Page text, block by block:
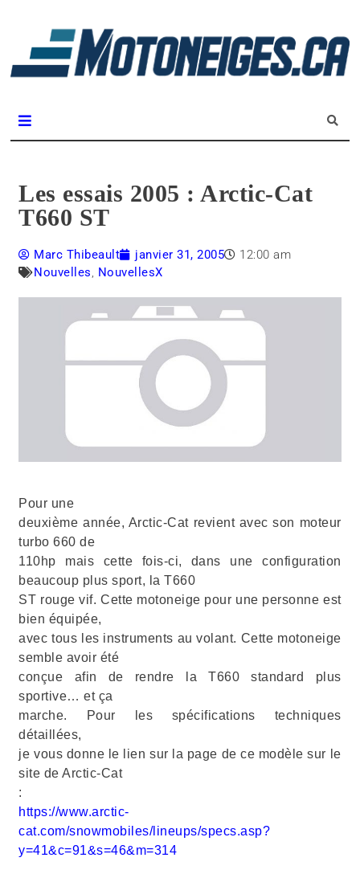
Les essais 2005 : Arctic-Cat
T660 ST
Marc Thibeault janvier 31, 2005
12:00 am
Nouvelles, NouvellesX
Pour une
deuxième année, Arctic-Cat revient avec son moteur
turbo 660 de
110hp mais cette fois-ci, dans une configuration
beaucoup plus sport, la T660
ST rouge vif. Cette motoneige pour une personne est
bien équipée,
avec tous les instruments au volant. Cette motoneige
semble avoir été
conçue afin de rendre la T660 standard plus
sportive… et ça
marche. Pour les spécifications techniques
détaillées,
je vous donne le lien sur la page de ce modèle sur le
site de Arctic-Cat
:
https://www.arctic-
cat.com/snowmobiles/lineups/specs.asp?
y=41&c=91&s=46&m=314